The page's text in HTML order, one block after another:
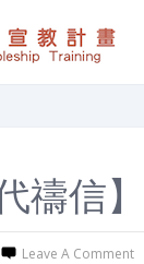
代禱信
Leave A Comment